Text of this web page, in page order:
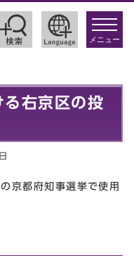
toggle
メニュー
右京区の投
京都府知事選挙で使用